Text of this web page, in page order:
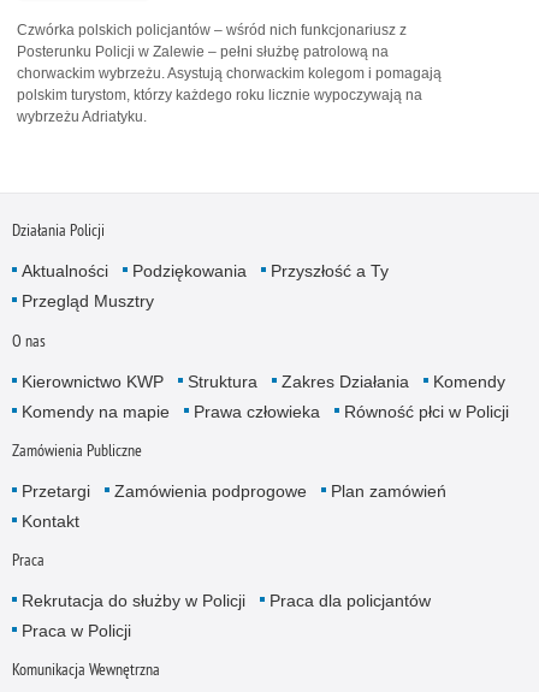
Czwórka polskich policjantów – wśród nich funkcjonariusz z
Posterunku Policji w Zalewie – pełni służbę patrolową na
chorwackim wybrzeżu. Asystują chorwackim kolegom i pomagają
polskim turystom, którzy każdego roku licznie wypoczywają na
wybrzeżu Adriatyku.
Działania Policji
Aktualności Podziękowania
Przyszłość a Ty
Przegląd Musztry
O nas
Kierownictwo KWP Struktura Zakres Działania
Komendy
Komendy na mapie
Prawa człowieka Równość płci w Policji
Zamówienia Publiczne
Przetargi Zamówienia podprogowe
Plan zamówień
Kontakt
Praca
Rekrutacja do służby w Policji
Praca dla policjantów
Praca w Policji
Komunikacja Wewnętrzna